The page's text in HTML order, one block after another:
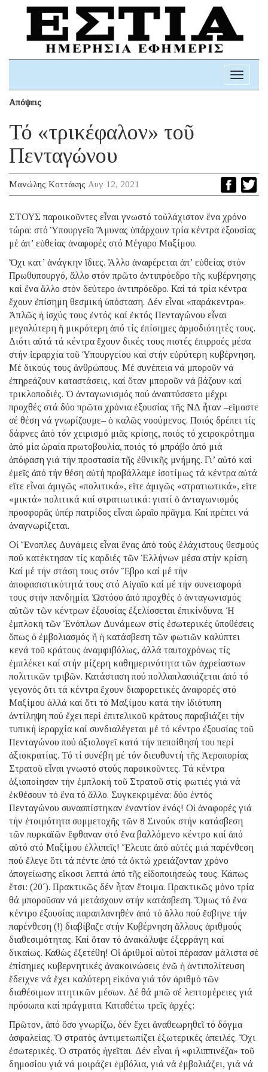
Toggle
Απόψεις
Τό «τρικέφαλον» τοῦ
Πενταγώνου
Μανώλης Κοττάκης Αυγ 12, 2021
ΣΤΟΥΣ παροικοῦντες εἶναι γνωστό τοὐλάχιστον ἕνα χρόνο
τώρα: στό Ὑπουργεῖο Ἄμυνας ὑπάρχουν τρία κέντρα ἐξουσίας
μέ ἀπ’ εὐθείας ἀναφορές στό Μέγαρο Μαξίμου.
Ὄχι κατ’ ἀνάγκην ἴδιες. Ἄλλο ἀναφέρεται ἀπ’ εὐθείας στόν
Πρωθυπουργό, ἄλλο στόν πρῶτο ἀντιπρόεδρο τῆς κυβέρνησης
καί ἕνα ἄλλο στόν δεύτερο ἀντιπρόεδρο. Καί τά τρία κέντρα
ἔχουν ἐπίσημη θεσμική ὑπόσταση. Δέν εἶναι «παράκεντρα».
Ἁπλῶς ἡ ἰσχύς τους ἐντός καί ἐκτός Πενταγώνου εἶναι
μεγαλύτερη ἤ μικρότερη ἀπό τίς ἐπίσημες ἁρμοδιότητές τους.
Διότι αὐτά τά κέντρα ἔχουν δικές τους πιστές ἐπιρροές μέσα
στήν ἱεραρχία τοῦ Ὑπουργείου καί στήν εὐρύτερη κυβέρνηση.
Μέ δικούς τους ἀνθρώπους. Μέ συνέπεια νά μποροῦν νά
ἐπηρεάζουν καταστάσεις, καί ὅταν μποροῦν νά βάζουν καί
τρικλοποδιές. Ὁ ἀνταγωνισμός πού ἀναπτύσσετο μέχρι
προχθές στά δύο πρῶτα χρόνια ἐξουσίας τῆς ΝΔ ἦταν –εἴμαστε
σέ θέση νά γνωρίζουμε– ὁ καλῶς νοούμενος. Ποιός δρέπει τίς
δάφνες ἀπό τόν χειρισμό μιᾶς κρίσης, ποιός τό χειροκρότημα
ἀπό μία ὡραία πρωτοβουλία, ποιός τό μπράβο ἀπό μιά
ἀπόφαση γιά τήν προστασία τῆς ἐθνικῆς μνήμης. Γι’ αὐτό καί
ἐμεῖς ἀπό τήν θέση αὐτή προβάλλαμε ἰσοτίμως τά κέντρα αὐτά
εἴτε εἶναι ἀμιγῶς «πολιτικά», εἴτε ἀμιγῶς «στρατιωτικά», εἴτε
«μικτά» πολιτικά καί στρατιωτικά: γιατί ὁ ἀνταγωνισμός
προσφορᾶς ὑπέρ πατρίδος εἶναι ὡραῖο πρᾶγμα. Καί πρέπει νά
ἀναγνωρίζεται.
Οἱ Ἔνοπλες Δυνάμεις εἶναι ἕνας ἀπό τούς ἐλάχιστους θεσμούς
πού κατέκτησαν τίς καρδιές τῶν Ἑλλήνων μέσα στήν κρίση.
Καί μέ τήν στάση τους στόν Ἕβρο καί μέ τήν
ἀποφασιστικότητά τους στό Αἰγαῖο καί μέ τήν συνεισφορά
τους στήν πανδημία. Ὡστόσο ἀπό προχθές ὁ ἀνταγωνισμός
αὐτῶν τῶν κέντρων ἐξουσίας ἐξελίσσεται ἐπικίνδυνα. Ἡ
ἐμπλοκή τῶν Ἐνόπλων Δυνάμεων στίς ἐσωτερικές ὑποθέσεις
ὅπως ὁ ἐμβολιασμός ἤ ἡ κατάσβεση τῶν φωτιῶν καλύπτει
κενά τοῦ κράτους ἀναμφιβόλως, ἀλλά ταυτοχρόνως τίς
ἐμπλέκει καί στήν μίζερη καθημερινότητα τῶν ἀχρείαστων
πολιτικῶν τριβῶν. Κατάσταση πού πολλαπλασιάζεται ἀπό τό
γεγονός ὅτι τά κέντρα ἔχουν διαφορετικές ἀναφορές στό
Μαξίμου ἀλλά καί ὅτι τό Μαξίμου κατά τήν ἰδιότυπη
ἀντίληψη πού ἔχει περί ἐπιτελικοῦ κράτους παραβιάζει τήν
τυπική ἱεραρχία καί συνδιαλέγεται μέ τό κέντρο ἐξουσίας τοῦ
Πενταγώνου πού ἀξιολογεῖ κατά τήν πεποίθησή του περί
ἀξιοκρατίας. Τό τί συνέβη μέ τόν διευθυντή τῆς Ἀεροπορίας
Στρατοῦ εἶναι γνωστό στούς παροικοῦντες. Τά κέντρα
ἀξιοποίησαν τήν ἐμπλοκή τοῦ Στρατοῦ στίς φωτιές γιά νά
ἐκθέσουν τό ἕνα τό ἄλλο. Συγκεκριμένα: δύο ἐντός
Πενταγώνου συνασπίστηκαν ἐναντίον ἑνός! Οἱ ἀναφορές γιά
τήν ἑτοιμότητα συμμετοχῆς τῶν 8 Σινούκ στήν κατάσβεση
τῶν πυρκαϊῶν ἔφθαναν στό ἕνα βαλλόμενο κέντρο καί ἀπό
αὐτό στό Μαξίμου ἐλλιπεῖς! Ἔλειπε ἀπό αὐτές μιά παρένθεση
πού ἔλεγε ὅτι τά πέντε ἀπό τά ὀκτώ χρειάζονταν χρόνο
ἀπογείωσης εἴκοσι λεπτά ἀπό τῆς εἰδοποιήσεώς τους. Κάπως
ἔτσι: (20´). Πρακτικῶς δέν ἦταν ἕτοιμα. Πρακτικῶς μόνο τρία
θά μποροῦσαν νά μετάσχουν στήν κατάσβεση. Ὅμως τό ἕνα
κέντρο ἐξουσίας παραπλανηθέν ἀπό τό ἄλλο πού ἔσβηνε τήν
παρένθεση (!) διαβίβαζε στήν Κυβέρνηση ἄλλους ἀριθμούς
διαθεσιμότητας. Καί ὅταν τό ἀνακάλυψε ἐξερράγη καί
δικαίως. Καθώς ἐξετέθη! Οἱ ἀριθμοί αὐτοί πέρασαν μάλιστα σέ
ἐπίσημες κυβερνητικές ἀνακοινώσεις ἐνῶ ἡ ἀντιπολίτευση
ἔδειχνε νά ἔχει καλύτερη εἰκόνα γιά τόν ἀριθμό τῶν
διαθέσιμων πτητικῶν μέσων. Δέ θά μπῶ σέ λεπτομέρειες γιά
πρόσωπα καί πράγματα. Καταθέτω τρεῖς ἀρχές:
Πρῶτον, ἀπό ὅσο γνωρίζω, δέν ἔχει ἀναθεωρηθεῖ τό δόγμα
ἀσφαλείας. Ὁ στρατός ἀντιμετωπίζει ἐξωτερικές ἀπειλές. Ὄχι
ἐσωτερικές. Ὁ στρατός ἡγεῖται. Δέν εἶναι ἡ «φιλιππινέζα» τοῦ
δημοσίου γιά νά μοιράζει ἐμβόλια, γιά νά ἐμβολιάζει, γιά νά